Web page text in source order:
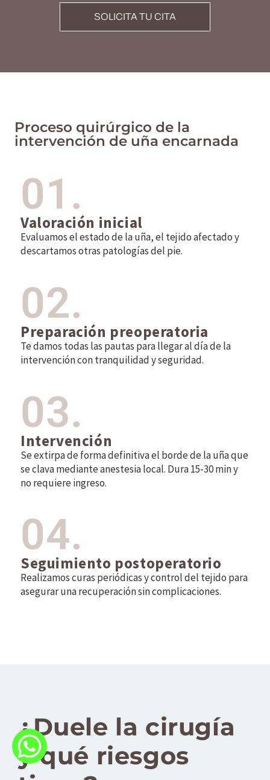
SOLICITA TU CITA
Proceso quirúrgico de la
intervención de uña encarnada
01.
Valoración inicial
Evaluamos el estado de la uña, el tejido afectado y
descartamos otras patologías del pie.
02.
Preparación preoperatoria
Te damos todas las pautas para llegar al día de la
intervención con tranquilidad y seguridad.
03.
Intervención
Se extirpa de forma definitiva el borde de la uña que
se clava mediante anestesia local. Dura 15-30 min y
no requiere ingreso.
04.
Seguimiento postoperatorio
Realizamos curas periódicas y control del tejido para
asegurar una recuperación sin complicaciones.
¿Duele la cirugía
y qué riesgos